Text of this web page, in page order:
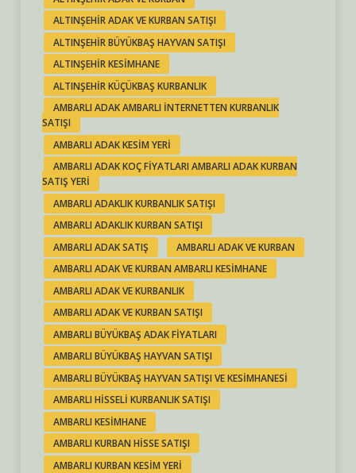
ALTINŞEHIR ADAK VE KURBAN SATIŞI
ALTINŞEHIR BÜYÜKBAŞ HAYVAN SATIŞI
ALTINŞEHIR KESIMHANE
ALTINŞEHIR KÜÇÜKBAŞ KURBANLIK
AMBARLI ADAK AMBARLI INTERNETTEN KURBANLIK
SATIŞI
AMBARLI ADAK KESIM YERI
AMBARLI ADAK KOÇ FIYATLARI AMBARLI ADAK KURBAN
SATIŞ YERI
AMBARLI ADAKLIK KURBANLIK SATIŞI
AMBARLI ADAKLIK KURBAN SATIŞI
AMBARLI ADAK SATIŞ
AMBARLI ADAK VE KURBAN
AMBARLI ADAK VE KURBAN AMBARLI KESIMHANE
AMBARLI ADAK VE KURBANLIK
AMBARLI ADAK VE KURBAN SATIŞI
AMBARLI BÜYÜKBAŞ ADAK FIYATLARI
AMBARLI BÜYÜKBAŞ HAYVAN SATIŞI
AMBARLI BÜYÜKBAŞ HAYVAN SATIŞI VE KESIMHANESI
AMBARLI HISSELI KURBANLIK SATIŞI
AMBARLI KESIMHANE
AMBARLI KURBAN HISSE SATIŞI
AMBARLI KURBAN KESIM YERI